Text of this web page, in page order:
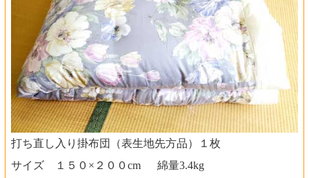
打ち直し入り掛布団（表生地先方品）１枚
サイズ １５０×２００cm 綿量3.4kg